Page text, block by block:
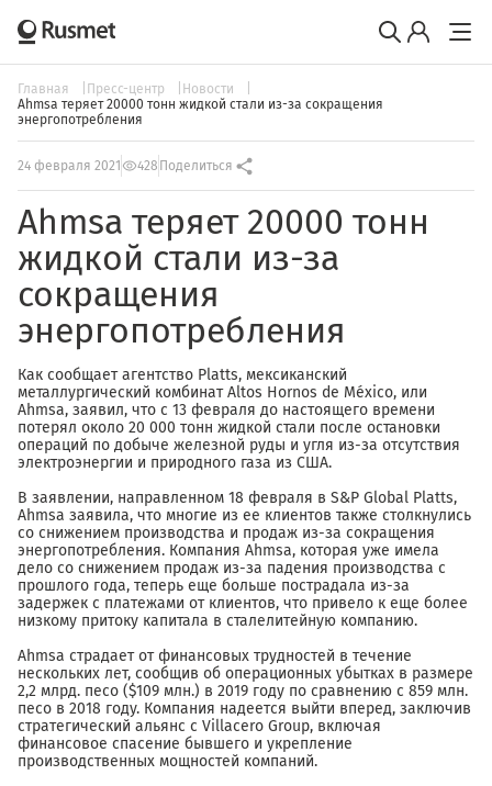
Главная Пресс-центр
Новости
Ahmsa теряет 20000 тонн жидкой стали из-за сокращения
энергопотребления
24 февраля 2021 428 Поделиться
Ahmsa теряет 20000 тонн
жидкой стали из-за
сокращения
энергопотребления
Как сообщает агентство Platts, мексиканский
металлургический комбинат Altos Hornos de México, или
Ahmsa, заявил, что с 13 февраля до настоящего времени
потерял около 20 000 тонн жидкой стали после остановки
операций по добыче железной руды и угля из-за отсутствия
электроэнергии и природного газа из США.
В заявлении, направленном 18 февраля в S&P Global Platts,
Ahmsa заявила, что многие из ее клиентов также столкнулись
со снижением производства и продаж из-за сокращения
энергопотребления. Компания Ahmsa, которая уже имела
дело со снижением продаж из-за падения производства с
прошлого года, теперь еще больше пострадала из-за
задержек с платежами от клиентов, что привело к еще более
низкому притоку капитала в сталелитейную компанию.
Ahmsa страдает от финансовых трудностей в течение
нескольких лет, сообщив об операционных убытках в размере
2,2 млрд. песо ($109 млн.) в 2019 году по сравнению с 859 млн.
песо в 2018 году. Компания надеется выйти вперед, заключив
стратегический альянс с Villacero Group, включая
финансовое спасение бывшего и укрепление
производственных мощностей компаний.